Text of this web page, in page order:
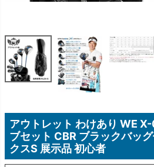
アウトレット わけあり WE
ブセット CBR ブラックバッ
クスS 展示品 初心者